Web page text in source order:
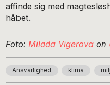
affinde sig med
håbet.
Foto:Milada Vigerova on
Ansvarlighed klima